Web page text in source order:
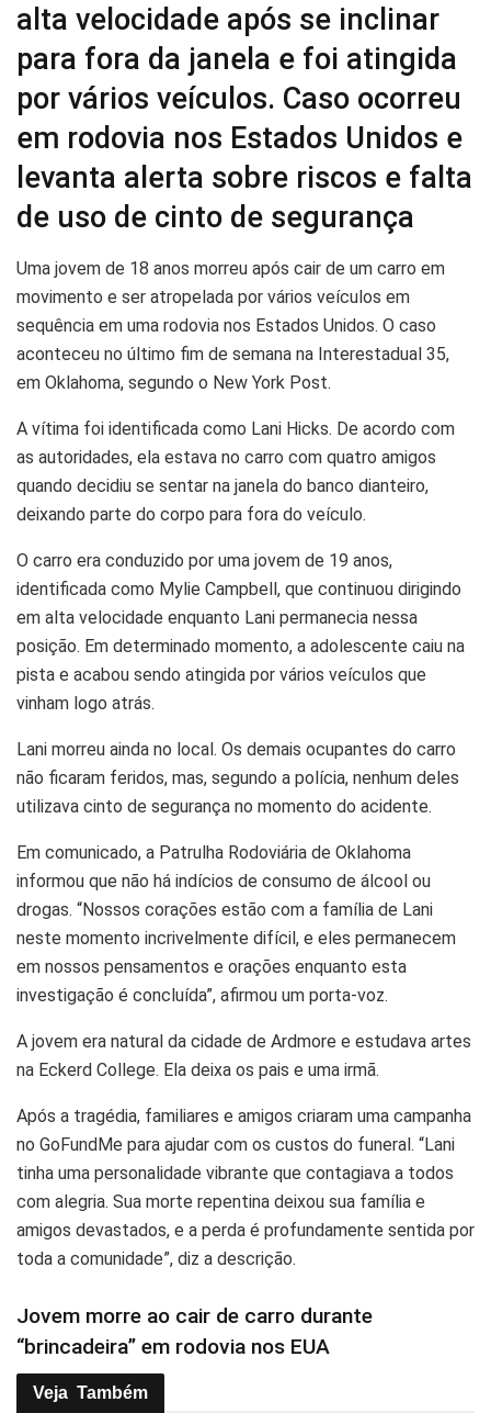
velocidade após se inclinar para
fora da janela e foi atingida por
vários veículos. Caso ocorreu em
rodovia nos Estados Unidos e
levanta alerta sobre riscos e falta
de uso de cinto de segurança
Uma jovem de 18 anos morreu após cair de um carro em
movimento e ser atropelada por vários veículos em
sequência em uma rodovia nos Estados Unidos. O caso
aconteceu no último fim de semana na Interestadual 35,
em Oklahoma, segundo o New York Post.
A vítima foi identificada como Lani Hicks. De acordo com
as autoridades, ela estava no carro com quatro amigos
quando decidiu se sentar na janela do banco dianteiro,
deixando parte do corpo para fora do veículo.
O carro era conduzido por uma jovem de 19 anos,
identificada como Mylie Campbell, que continuou dirigindo
em alta velocidade enquanto Lani permanecia nessa
posição. Em determinado momento, a adolescente caiu na
pista e acabou sendo atingida por vários veículos que
vinham logo atrás.
Lani morreu ainda no local. Os demais ocupantes do carro
não ficaram feridos, mas, segundo a polícia, nenhum deles
utilizava cinto de segurança no momento do acidente.
Em comunicado, a Patrulha Rodoviária de Oklahoma
informou que não há indícios de consumo de álcool ou
drogas. “Nossos corações estão com a família de Lani
neste momento incrivelmente difícil, e eles permanecem
em nossos pensamentos e orações enquanto esta
investigação é concluída”, afirmou um porta-voz.
A jovem era natural da cidade de Ardmore e estudava artes
na Eckerd College. Ela deixa os pais e uma irmã.
Após a tragédia, familiares e amigos criaram uma
campanha no GoFundMe para ajudar com os custos do
funeral. “Lani tinha uma personalidade vibrante que
contagiava a todos com alegria. Sua morte repentina
deixou sua família e amigos devastados, e a perda é
profundamente sentida por toda a comunidade”, diz a
Jovem morre ao cair de carro durante
“brincadeira” em rodovia nos EUA